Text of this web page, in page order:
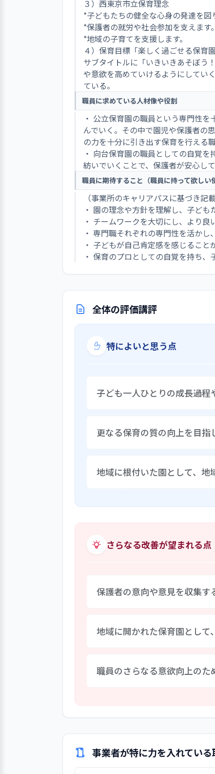
３）西東京市立保育理念
*子どもたちの健全な心身の発達を図
*保護者の就労や社会参加を支えます。
*地域の子育てを支援します。
４）保育目標「楽しく過ごせる保育
サブタイトルに「いきいきあそぼう
や意欲を高めていけるようにしてい
ている。
職員に求めている人材像や役割
・ 公立保育園の職員という専門性
んでいく。その中で園児や保護者の
の力を十分に引き出す保育を行える
・ 向台保育園の職員としての自覚
紡いでいくことで、保護者が安心し
職員に期待すること（職員に持って欲しい
（事業所のキャリアパスに基づき記載
・ 園の理念や方針を理解し、子ども
・ チームワークを大切にし、より良
・ 専門職それぞれの専門性を活かし
・ 子どもが自己肯定感を感じること
・ 保育のプロとしての自覚を持ち
全体の評価講評
特によいと思う点
子ども一人ひとりの成長過
集団生活の中においても、一人
的に遊べるよう努めている。ま
と一緒に作り上げることを大切
られた。
更なる保育の質の向上を目
子どもの権利を守り、人権を尊
ーダーとなり「人権」をテーマ
の人権を尊重した保育を目指し
地域に根付いた園として、地
ゃがいも掘りやさつまいも掘り
る。さらなる改善が望まれる点
保護者の意向や意見を収集
保護者の意向や意見は、日々の
め、アンケートは運動会後のみ
の率直な意向や意見を聴くこと
地域に開かれた保育園として
コロナ禍前は、地域の未就園児
加者からは好評であった。ただ
ロナ感染症の状況に応じて、市
ことを期待している。
職員のさらなる意欲向上の
では人事に関する各種規定や制
事業者が特に力を入れている